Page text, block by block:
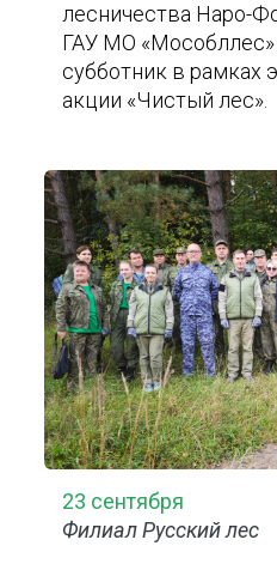
лесничества Наро-
ГАУ МО
субботник в рамках
акции «Чистый лес».
23 сентября
Филиал Русский лес